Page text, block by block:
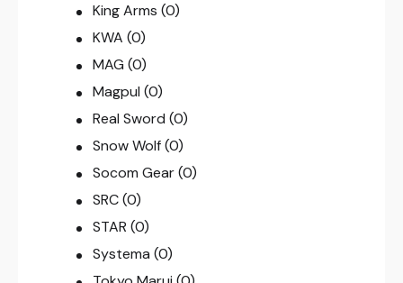
King Arms (0)
KWA (0)
MAG (0)
Magpul (0)
Real Sword (0)
Snow Wolf (0)
Socom Gear (0)
SRC (0)
STAR (0)
Systema (0)